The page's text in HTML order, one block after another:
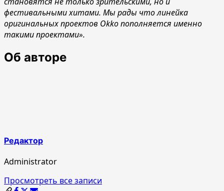
фестивальными хитами. Мы рады что линейка
оригинальных проектов Okko пополняется именно
такими проектами».
Об авторе
Редактор
Administrator
Просмотреть все записи